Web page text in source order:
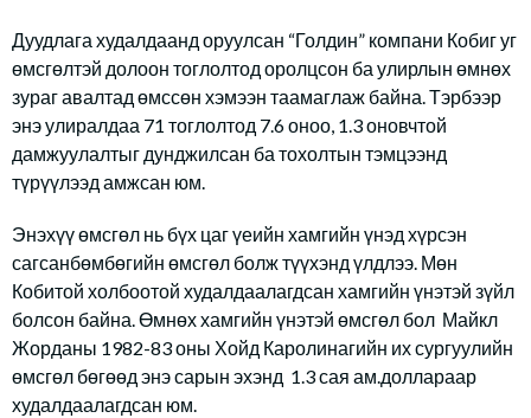
Дуудлага худалдаанд оруулсан “Голдин” компани Кобиг уг
өмсгөлтэй долоон тоглолтод оролцсон ба улирлын өмнөх
зураг авалтад өмссөн хэмээн таамаглаж байна. Тэрбээр
энэ улиралдаа 71 тоглолтод 7.6 оноо, 1.3 оновчтой
дамжуулалтыг дунджилсан ба тохолтын тэмцээнд
түрүүлээд амжсан юм.
Энэхүү өмсгөл нь бүх цаг үеийн хамгийн үнэд хүрсэн
сагсанбөмбөгийн өмсгөл болж түүхэнд үлдлээ. Мөн
Кобитой холбоотой худалдаалагдсан хамгийн үнэтэй зүйл
болсон байна. Өмнөх хамгийн үнэтэй өмсгөл бол Майкл
Жорданы 1982-83 оны Хойд Каролинагийн их сургуулийн
өмсгөл бөгөөд энэ сарын эхэнд 1.3 сая ам.доллараар
худалдаалагдсан юм.